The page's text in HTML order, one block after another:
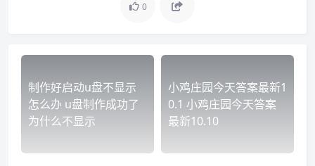
0
制作好启动u盘不显示
怎么办 u盘制作成功了
为什么不显示
小鸡庄园今天答案最新1
0.1 小鸡庄园今天答案
最新10.10